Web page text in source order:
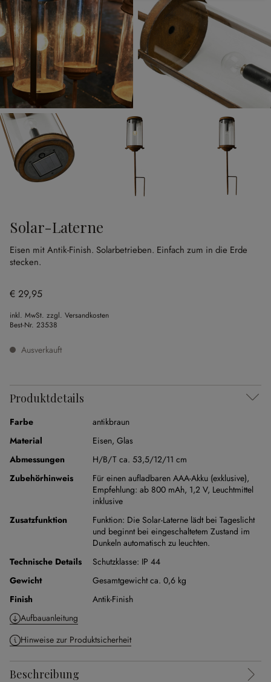
Solar-Laterne
Eisen mit Antik-Finish. Solarbetrieben. Einfach zum in die Erde
stecken.
€ 29,95
inkl. MwSt. zzgl. Versandkosten
Best-Nr. 23538
Ausverkauft
Produktdetails
Farbe
antikbraun
Material
Eisen, Glas
Abmessungen
H/B/T ca. 53,5/12/11 cm
Zubehörhinweis
Für einen aufladbaren AAA-Akku (exklusive),
Empfehlung: ab 800 mAh, 1,2 V, Leuchtmittel
inklusive
Zusatzfunktion
Funktion: Die Solar-Laterne lädt bei Tageslicht
und beginnt bei eingeschaltetem Zustand im
Dunkeln automatisch zu leuchten.
Technische Details
Schutzklasse: IP 44
Gewicht
Gesamtgewicht ca. 0,6 kg
Finish
Antik-Finish
Aufbauanleitung
Hinweise zur Produktsicherheit
Beschreibung